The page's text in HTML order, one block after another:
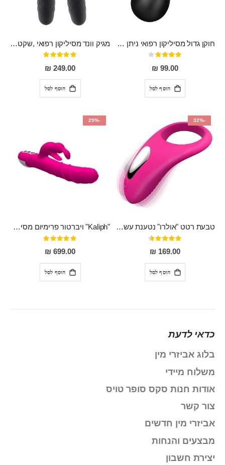
חוקן גדול מסיליקון רפואי ניתן לשימוש גם כפלאג וגם כחרוזים אנאלים
דירוג:
80%
99.00 ₪
הוסף לסל
מגיק וונד מסיליקון רפואי ,שקט במיוחד, נטען בעל 10 מהירויות שונות "Erna"
דירוג:
100%
249.00 ₪
הוסף לסל
-32%
טבעת רטט "אולרו" נטענת עשויה סיליקון רפואי עם רטט חזק ומטריף חושים
דירוג:
91%
169.00 ₪
הוסף לסל
-29%
"Kaliph" ויברטור פרימיום מסיליקון רפואי , נטען, שקט במיוחד, מסתובב ומתפתל, שמנמן עם חדירה 14 סמ
דירוג:
100%
699.00 ₪
הוסף לסל
כדאי לדעת
בלוג אביזרי מין
משלוח מיידי
אודות חנות סקס סופר טויס
צור קשר
אביזרי מין חדשים
מבצעים והנחות
יצירת חשבון